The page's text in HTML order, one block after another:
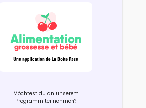
Möchtest du an unserem
Programm teilnehmen?